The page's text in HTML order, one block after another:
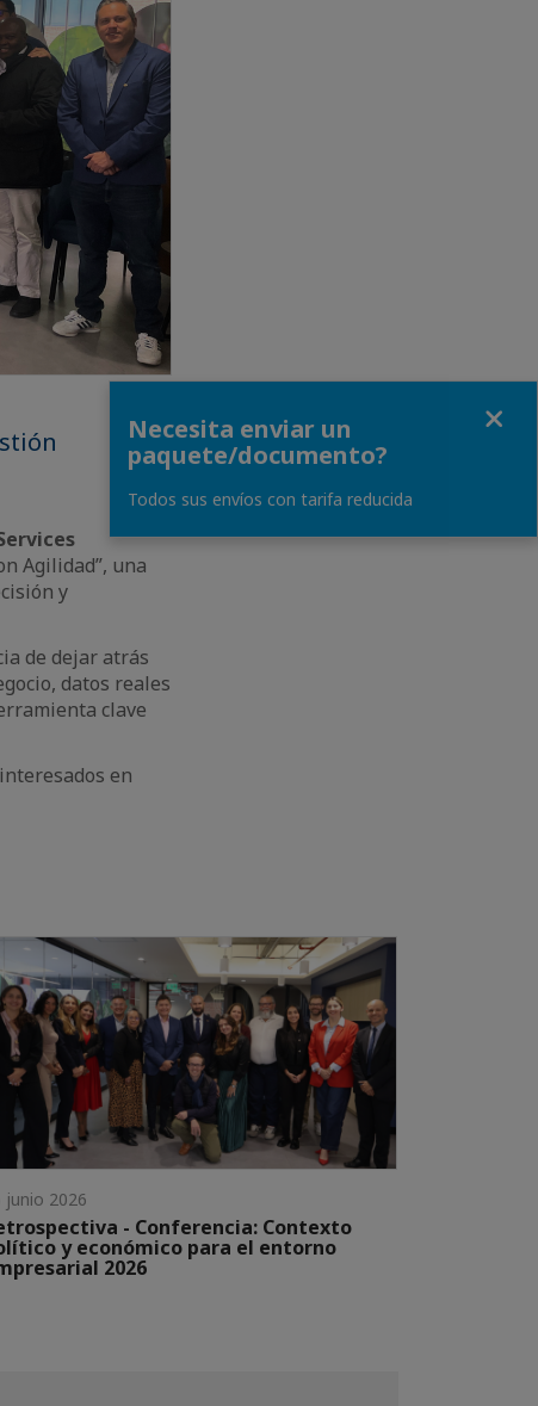
Agilidad”, una
y
de dejar atrás
datos reales
clave
en
junio 2026
- Conferencia: Contexto
y económico para el entorno
2026
Necesita enviar un
paquete/documento?
Todos sus envíos con tarifa reducida